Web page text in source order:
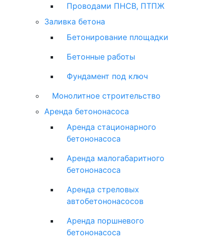
Проводами ПНСВ, ПТПЖ
Заливка бетона
Бетонирование площадки
Бетонные работы
Фундамент под ключ
Монолитное строительство
Аренда бетононасоса
Аренда стационарного
бетононасоса
Аренда малогабаритного
бетононасоса
Аренда стреловых
автобетононасосов
Аренда поршневого
бетононасоса